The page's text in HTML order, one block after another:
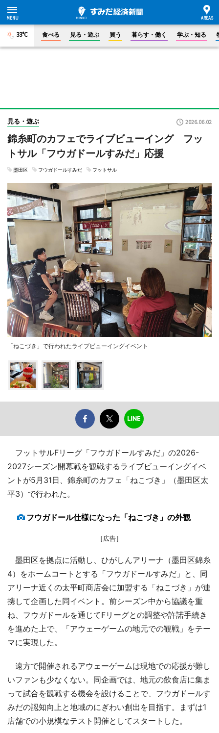
33°C 食べる 見る・遊ぶ 買う 暮らす・働く 学ぶ・知る
見る・遊ぶ 2026.06.02
錦糸町のカフェでライブビューイング フッ
トサル「フウガドールすみだ」応援
墨田区 フウガドールすみだ フットサル
「ねこづき」で行われたライブビューイングイベント
フットサルFリーグ「フウガドールすみだ」の2026-
2027シーズン開幕戦を観戦するライブビューイングイベ
ントが5月31日、錦糸町のカフェ「ねこづき」（墨田区太
平3）で行われた。
フウガドール仕様になった「ねこづき」の外観
［広告］
墨田区を拠点に活動し、ひがしんアリーナ（墨田区錦糸
4）をホームコートとする「フウガドールすみだ」と、同
アリーナ近くの太平町商店会に加盟する「ねこづき」が連
携して企画した同イベント。前シーズン中から協議を重
ね、フウガドールを通じてFリーグとの調整や許諾手続き
を進めた上で、「アウェーゲームの地元での観戦」をテー
マに実現した。
遠方で開催されるアウェーゲームは現地での応援が難し
いファンも少なくない。同企画では、地元の飲食店に集ま
って試合を観戦する機会を設けることで、フウガドールす
みだの認知向上と地域のにぎわい創出を目指す。まずは1
店舗での小規模なテスト開催としてスタートした。